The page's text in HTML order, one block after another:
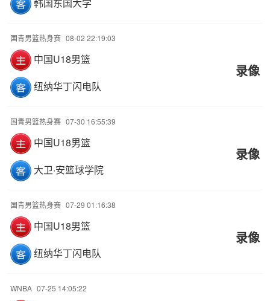
国青男篮热身赛 08-02 22:19:03
中国U18男篮
纽纳华丁闪电队
录像
国青男篮热身赛 07-30 16:55:39
中国U18男篮
大卫·安篮球学院
录像
国青男篮热身赛 07-29 01:16:38
中国U18男篮
纽纳华丁闪电队
录像
WNBA 07-25 14:05:22